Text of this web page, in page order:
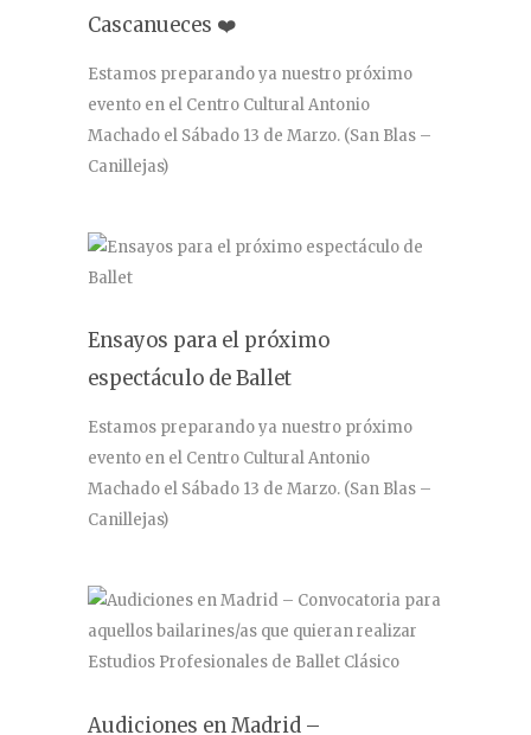
Cascanueces ❤️
Estamos preparando ya nuestro próximo
evento en el Centro Cultural Antonio
Machado el Sábado 13 de Marzo. (San Blas –
Canillejas)
Ensayos para el próximo
espectáculo de Ballet
Estamos preparando ya nuestro próximo
evento en el Centro Cultural Antonio
Machado el Sábado 13 de Marzo. (San Blas –
Canillejas)
Audiciones en Madrid –